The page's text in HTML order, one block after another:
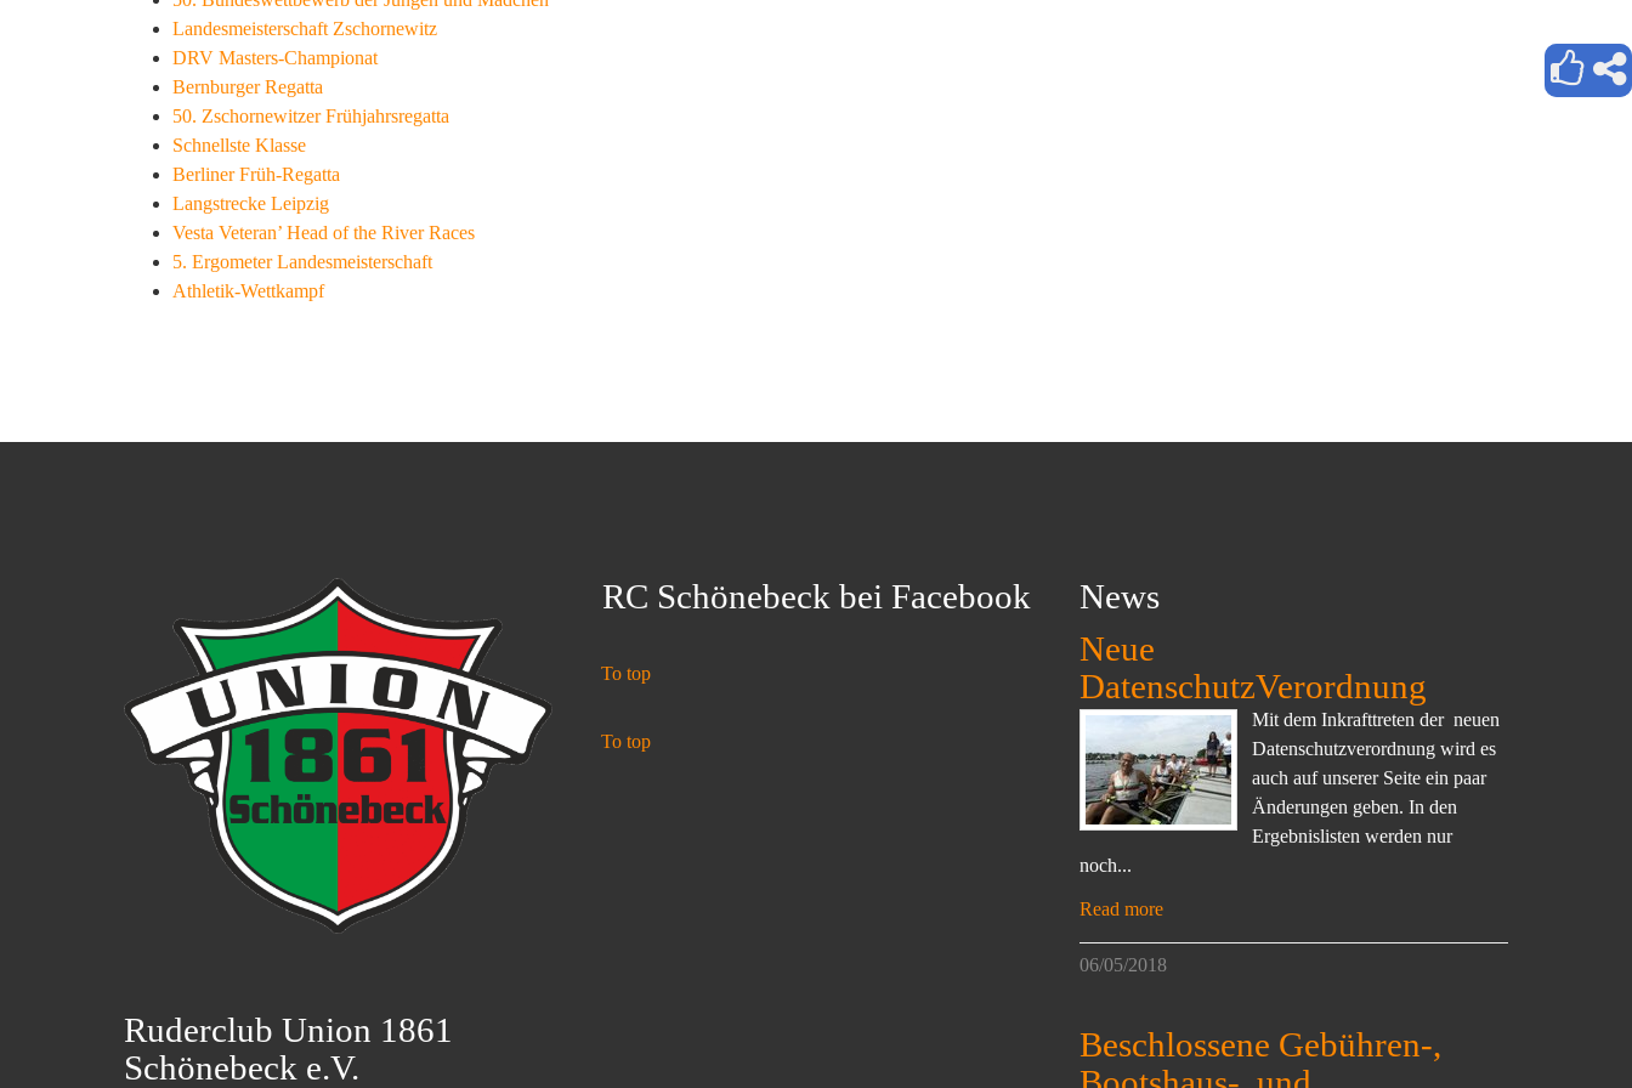
Landesmeisterschaft Zschornewitz
DRV Masters-Championat
Bernburger Regatta
50. Zschornewitzer Frühjahrsregatta
Schnellste Klasse
Berliner Früh-Regatta
Langstrecke Leipzig
Vesta Veteran’ Head of the River Races
5. Ergometer Landesmeisterschaft
Athletik-Wettkampf
Ruderclub Union 1861
Schönebeck e.V.
RC Schönebeck bei Facebook
To top
To top
News
Neue
DatenschutzVerordnung
Mit dem Inkrafttreten der neuen
Datenschutzverordnung wird es
auch auf unserer Seite ein paar
Änderungen geben. In den
Ergebnislisten werden nur
noch...
Read more
06/05/2018
Beschlossene Gebühren-,